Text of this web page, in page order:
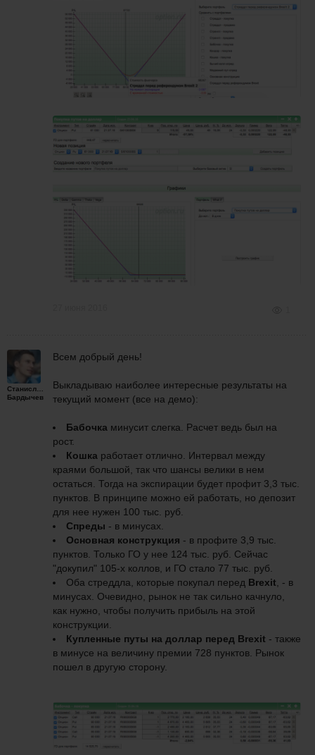
Станислав
Бардычев
Всем добрый день!
Выкладываю наиболее интересные результаты на
текущий момент (все на демо):
Бабочка минусит слегка. Расчет ведь был на
рост.
Кошка работает отлично. Интервал между
краями большой, так что шансы велики в нем
остаться. Тогда на экспирации будет профит 3,3 тыс.
пунктов. В принципе можно ей работать, но депозит
для нее нужен 100 тыс. руб.
Спреды - в минусах.
Основная конструкция - в профите 3,9 тыс.
пунктов. Только ГО у нее 124 тыс. руб. Сейчас
"докупил" 105-х коллов, и ГО стало 77 тыс. руб.
Оба стреддла, которые покупал перед Brexit , - в
минусах. Очевидно, рынок не так сильно качнуло,
как нужно, чтобы получить прибыль на этой
конструкции.
Купленные путы на доллар перед Brexit - также
в минусе на величину премии 728 пунктов. Рынок
пошел в другую сторону.